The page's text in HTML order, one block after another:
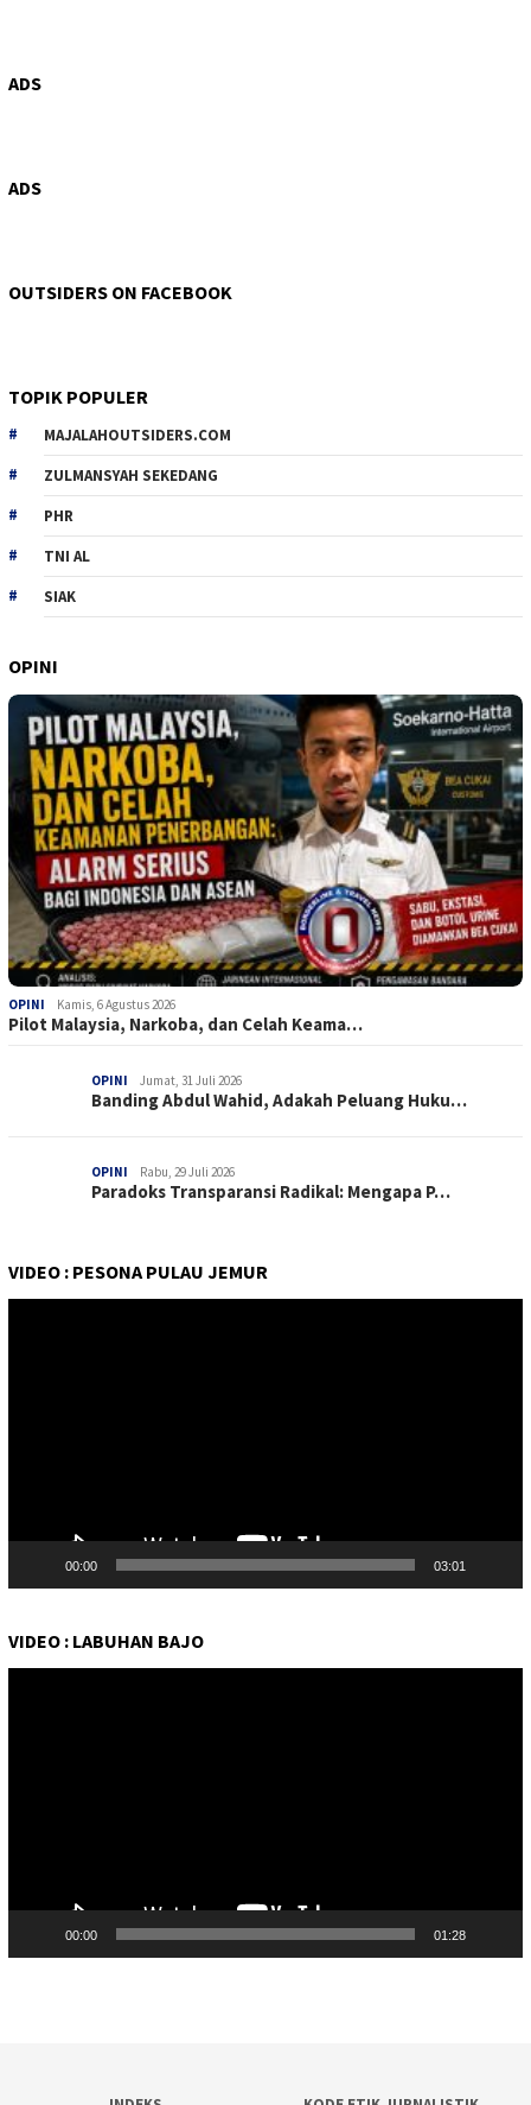
ADS
ADS
OUTSIDERS ON FACEBOOK
TOPIK POPULER
MAJALAHOUTSIDERS.COM
ZULMANSYAH SEKEDANG
PHR
TNI AL
SIAK
OPINI
OPINI Kamis, 6 Agustus 2026
Pilot Malaysia, Narkoba, dan Celah Keama…
OPINI Jumat, 31 Juli 2026
Banding Abdul Wahid, Adakah Peluang Huku…
OPINI Rabu, 29 Juli 2026
Paradoks Transparansi Radikal: Mengapa P…
VIDEO : PESONA PULAU JEMUR
00:00 03:01
VIDEO : LABUHAN BAJO
00:00 01:28